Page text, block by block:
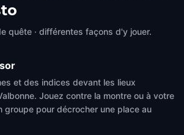
quête · différentes façons d'y jouer.
et des indices devant les lieux
Jouez contre la montre ou à votre
groupe pour décrocher une place au